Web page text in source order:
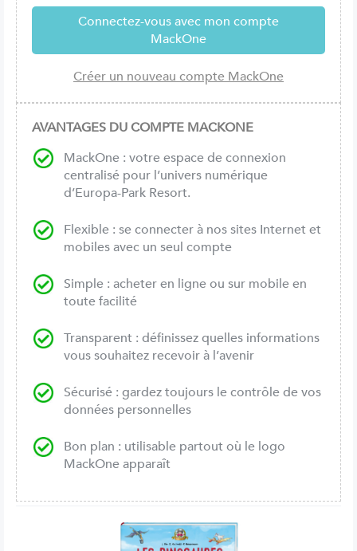
AVANTAGES DU COMPTE MACKONE
MackOne : votre espace de connexion
centralisé pour l’univers numérique
d’Europa-Park Resort.
Flexible : se connecter à nos sites Internet et
mobiles avec un seul compte
Simple : acheter en ligne ou sur mobile en
toute facilité
Transparent : définissez quelles informations
vous souhaitez recevoir à l’avenir
Sécurisé : gardez toujours le contrôle de vos
données personnelles
Bon plan : utilisable partout où le logo
MackOne apparaît